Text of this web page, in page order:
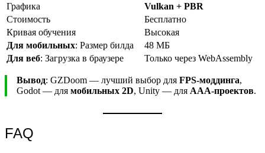
Графика Vulkan + PBR
Стоимость
Бесплатно
Кривая обучения
Высокая
Для мобильных: Размер билда 48 МБ
Для веб: Загрузка в браузере Только через WebAssembly
Вывод: GZDoom — лучший выбор для FPS-моддинга,
Godot — для мобильных 2D, Unity — для AAA-проектов.
FAQ